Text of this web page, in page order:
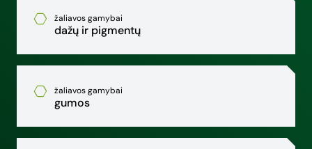
žaliavos gamybai
dažų ir pigmentų
žaliavos gamybai
gumos